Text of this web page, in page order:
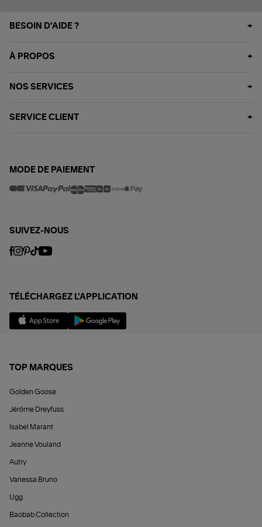
BESOIN D'AIDE ?
À PROPOS
NOS SERVICES
SERVICE CLIENT
MODE DE PAIEMENT
SUIVEZ-NOUS
TÉLÉCHARGEZ L'APPLICATION
TOP MARQUES
Golden Goose
Jérôme Dreyfuss
Isabel Marant
Jeanne Vouland
Autry
Vanessa Bruno
Ugg
Baobab Collection